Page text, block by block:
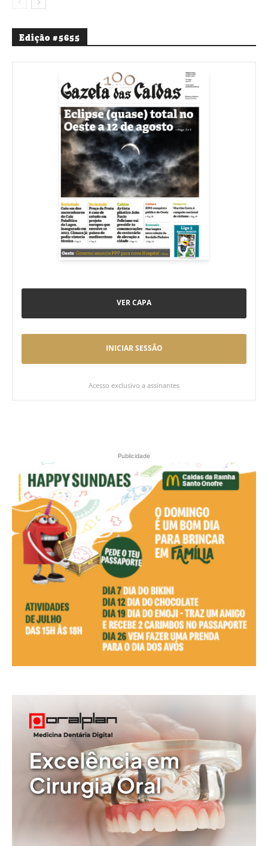
Edição #5655
VER CAPA
INICIAR SESSÃO
Acesso exclusivo a assinantes
Publicidade